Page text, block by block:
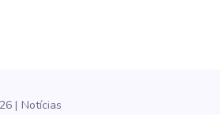
Notícias